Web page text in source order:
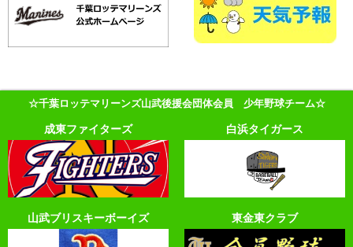
☆千葉ロッテマリーンズ山武後援会団体会員 少年野球チーム☆
成東ファイターズ 白浜タイガース
山武ブリスキーボーイズ 東金東クラブ